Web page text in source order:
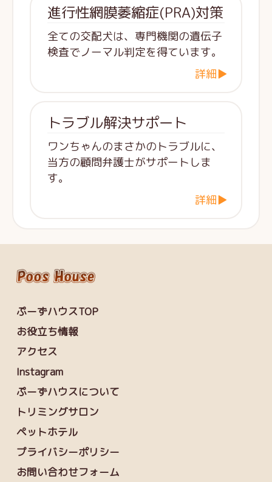
進行性網膜萎縮症(PRA)対策
全ての交配犬は、専門機関の遺伝子
検査でノーマル判定を得ています。
詳細▶
トラブル解決サポート
ワンちゃんのまさかのトラブルに、
当方の顧問弁護士がサポートしま
す。
詳細▶
ぷーずハウスTOP
お役立ち情報
アクセス
Instagram
ぷーずハウスについて
トリミングサロン
ペットホテル
プライバシーポリシー
お問い合わせフォーム